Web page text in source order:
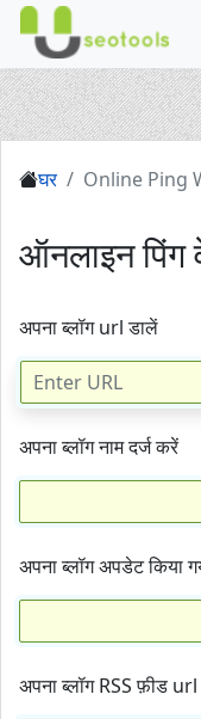
घर Online Ping
ऑनलाइन पिंग
अपना ब्लॉग url डालें
अपना ब्लॉग नाम दर्ज करें
अपना ब्लॉग अपडेट किया
अपना ब्लॉग RSS फ़ीड url